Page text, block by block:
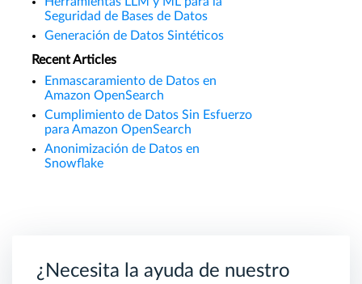
Seguridad de Bases de Datos
Generación de Datos Sintéticos
Recent Articles
Enmascaramiento de Datos en
Amazon OpenSearch
Cumplimiento de Datos Sin Esfuerzo
para Amazon OpenSearch
Anonimización de Datos en
Snowflake
¿Necesita la ayuda de nuestro